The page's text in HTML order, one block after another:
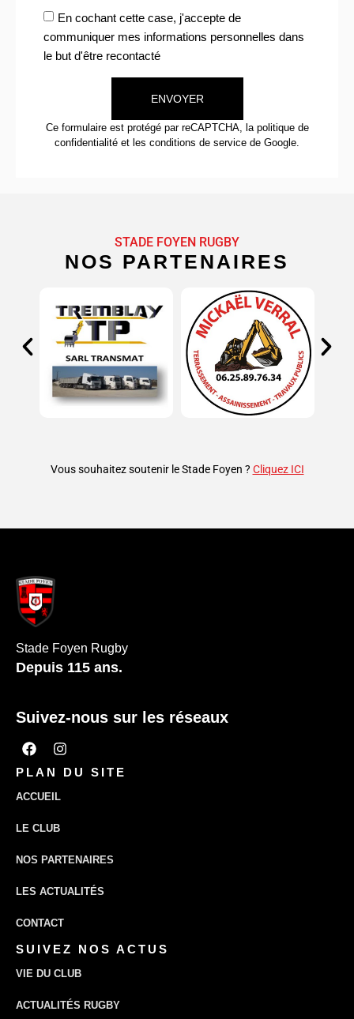
En cochant cette case, j'accepte de
communiquer mes informations personnelles dans
le but d'être recontacté
ENVOYER
Ce formulaire est protégé par reCAPTCHA, la politique de
confidentialité et les conditions de service de Google.
STADE FOYEN RUGBY
NOS PARTENAIRES
Vous souhaitez soutenir le Stade Foyen ? Cliquez ICI
Stade Foyen Rugby
Depuis 115 ans.
Suivez-nous sur les réseaux
PLAN DU SITE
ACCUEIL
LE CLUB
NOS PARTENAIRES
LES ACTUALITÉS
CONTACT
SUIVEZ NOS ACTUS
VIE DU CLUB
ACTUALITÉS RUGBY